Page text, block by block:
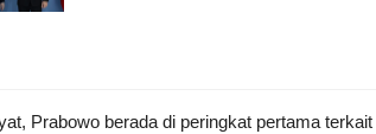
Prabowo berada di peringkat pertama terkait